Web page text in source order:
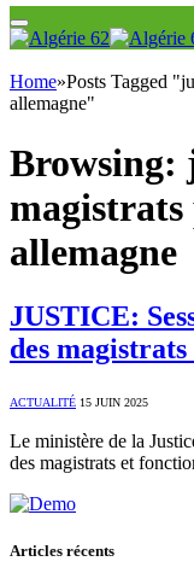
Home»Posts Tagged
allemagne"
Browsing:
magistrats
allemagne
JUSTICE:
des
ACTUALITÉ 15 JUIN 2025
Le ministère de la
des magistrats et
Articles récents